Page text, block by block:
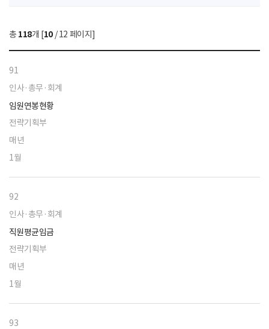
선
택
총 118개 [10 / 12 페이지]
91
인사·총무·회계
임원연봉현황
전략기획부
매년
1월
92
인사·총무·회계
직원평균임금
전략기획부
매년
1월
93